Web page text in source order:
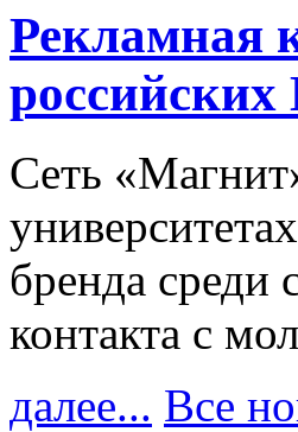
Рекламная
Сеть
бренда среди
контакта с
далее... Все